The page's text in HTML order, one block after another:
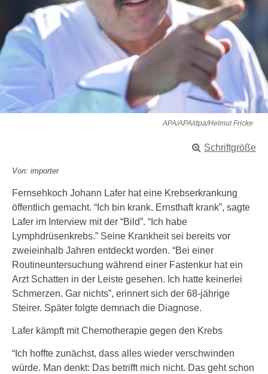
APA/APA/dpa/Helmut Fricke
Schriftgröße
Von: importer
Fernsehkoch Johann Lafer hat eine Krebserkrankung
öffentlich gemacht. “Ich bin krank. Ernsthaft krank”, sagte
Lafer im Interview mit der “Bild”. “Ich habe
Lymphdrüsenkrebs.” Seine Krankheit sei bereits vor
zweieinhalb Jahren entdeckt worden. “Bei einer
Routineuntersuchung während einer Fastenkur hat ein
Arzt Schatten in der Leiste gesehen. Ich hatte keinerlei
Schmerzen. Gar nichts”, erinnert sich der 68-jährige
Steirer. Später folgte demnach die Diagnose.
Lafer kämpft mit Chemotherapie gegen den Krebs
“Ich hoffte zunächst, dass alles wieder verschwinden
würde. Man denkt: Das betrifft mich nicht. Das geht schon